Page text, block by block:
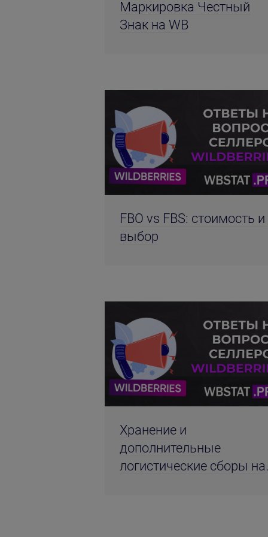
Маркировка Честный
Знак на WB
FBO vs FBS: стоимость и
выбор
Хранение и
дополнительные
логистические сборы на